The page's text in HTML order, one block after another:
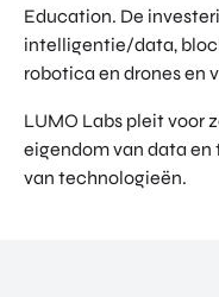
Education. De
intelligentie/data,
robotica en drones en
LUMO Labs pleit voor
eigendom van data
van technologieën.